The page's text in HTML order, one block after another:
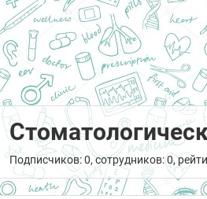
Подписчиков: 0, сотрудников: 0,